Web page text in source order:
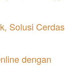
Solusi Cerdas
dengan